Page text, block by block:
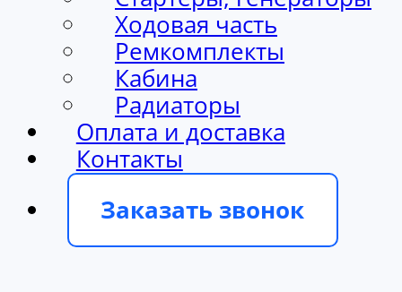
Ходовая часть
Ремкомплекты
Кабина
Радиаторы
Оплата и доставка
Контакты
Заказать звонок